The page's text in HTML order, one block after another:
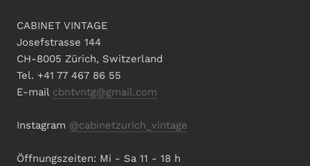
CABINET VINTAGE
Josefstrasse 144
CH-8005 Zürich, Switzerland
Tel. +41 77 467 86 55
E-mail cbntvntg@gmail.com
Instagram @cabinetzurich_vintage
Öffnungszeiten: Mi - Sa 11 - 18 h